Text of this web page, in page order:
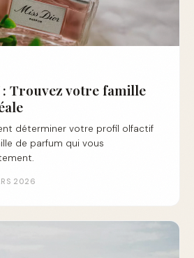
Trouvez votre famille
déterminer votre profil olfactif
de parfum qui vous
2026